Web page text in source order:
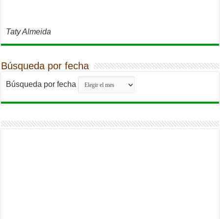
Taty Almeida
Búsqueda por fecha
Búsqueda por fecha